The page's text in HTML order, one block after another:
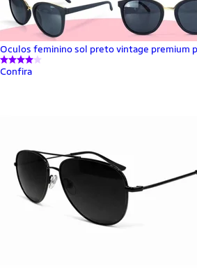
Oculos feminino sol preto vintage premium
Confira